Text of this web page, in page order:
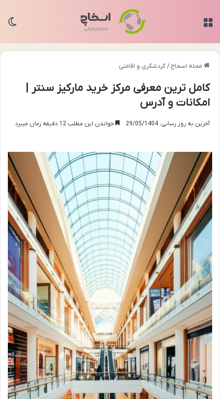
مجله اسخاج/گردشگری و اقامتی
کامل ترین معرفی مرکز خرید مارکیز سنتر |
امکانات و آدرس
آخرین به روز رسانی: 29/05/1404 خواندن این مطلب 12 دقیقه زمان میبرد